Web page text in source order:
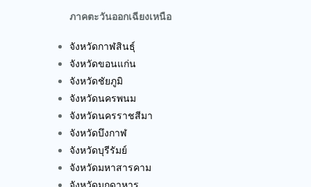
ภาคตะวันออกเฉียงเหนือ
จังหวัดกาฬสินธุ์
จังหวัดขอนแก่น
จังหวัดชัยภูมิ
จังหวัดนครพนม
จังหวัดนครราชสีมา
จังหวัดบึงกาฬ
จังหวัดบุรีรัมย์
จังหวัดมหาสารคาม